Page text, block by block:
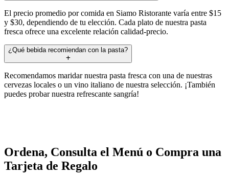
El precio promedio por comida en Siamo Ristorante varía entre $15
y $30, dependiendo de tu elección. Cada plato de nuestra pasta
fresca ofrece una excelente relación calidad-precio.
¿Qué bebida recomiendan con la pasta?
Recomendamos maridar nuestra pasta fresca con una de nuestras
cervezas locales o un vino italiano de nuestra selección. ¡También
puedes probar nuestra refrescante sangría!
Ordena, Consulta el Menú o Compra una
Tarjeta de Regalo